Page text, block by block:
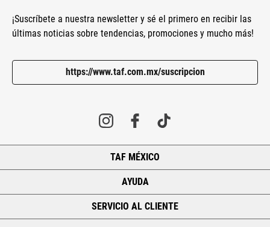
¡Suscríbete a nuestra newsletter y sé el primero en recibir las
últimas noticias sobre tendencias, promociones y mucho más!
https://www.taf.com.mx/suscripcion
TAF MÉXICO
AYUDA
SERVICIO AL CLIENTE